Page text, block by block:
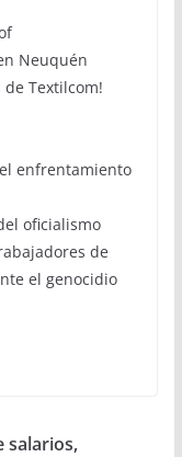
Neuquén
Textilcom!
enfrentamiento
oficialismo
de
el genocidio
salarios,